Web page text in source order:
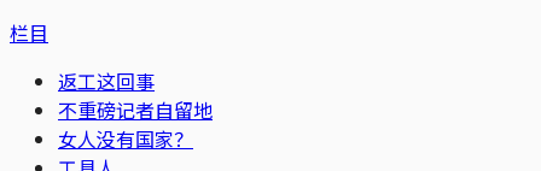
栏目
返工这回事
不重磅记者自留地
女人没有国家？